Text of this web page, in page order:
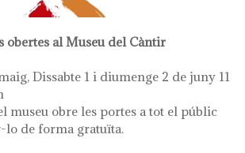
obertes al Museu del Càntir
Dissabte 1 i diumenge 2 de juny 11
museu obre les portes a tot el públic
lo de forma gratuïta.